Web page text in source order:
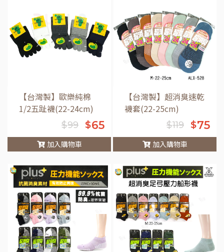
【台灣製】歐樂純棉
1/2五趾襪(22-24cm)
$99 $65
加入購物車
【台灣製】超消臭速乾
襪套(22-25cm)
$119 $75
加入購物車